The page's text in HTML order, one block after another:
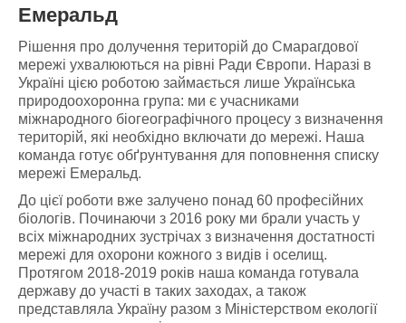
Емеральд
Рішення про долучення територій до Смарагдової
мережі ухвалюються на рівні Ради Європи. Наразі в
Україні цією роботою займається лише Українська
природоохоронна група: ми є учасниками
міжнародного біогеографічного процесу з визначення
територій, які необхідно включати до мережі. Наша
команда готує обґрунтування для поповнення списку
мережі Емеральд.
До цієї роботи вже залучено понад 60 професійних
біологів. Починаючи з 2016 року ми брали участь у
всіх міжнародних зустрічах з визначення достатності
мережі для охорони кожного з видів і оселищ.
Протягом 2018-2019 років наша команда готувала
державу до участі в таких заходах, а також
представляла Україну разом з Міністерством екології